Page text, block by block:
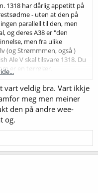
1318 har dårlig appetitt på
- uten at den på
parallell til den, men
og deres A38 er "den
men fra ulike
(og Strømmmen, også )
Ale V skal tilsvare 1318. Du
er en tørrgjær.
ikke 028 - som forøvrig
godt ut. (Jeg bruker
mye. Men altså ikke til
vart veldig bra. Vart ikkje
meg men meiner
den på andre wee-
og.